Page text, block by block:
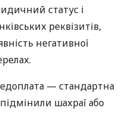
статус і
реквізитів,
негативної
— стандартна
шахраї або